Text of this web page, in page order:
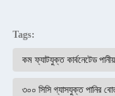
Tags:
কম ফ্যাটযুক্ত কার্বনেটেড
৩০০ সিসি গ্যাসযুক্ত পানির